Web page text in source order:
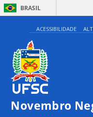
BRASIL
ACESSIBILIDADE
Novembro